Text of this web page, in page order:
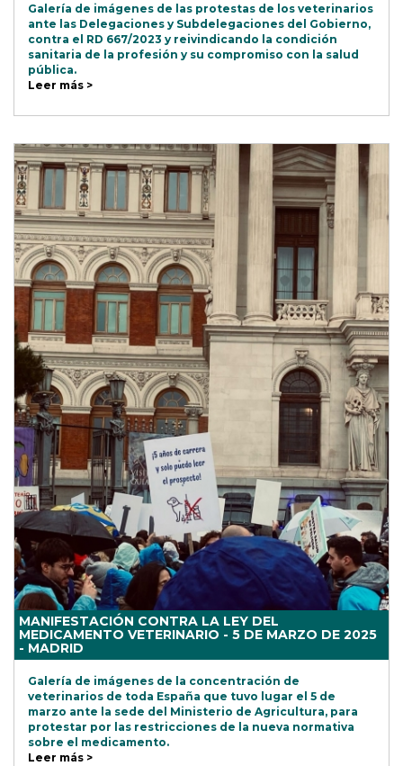
Galería de imágenes de las protestas de los veterinarios
ante las Delegaciones y Subdelegaciones del Gobierno,
contra el RD 667/2023 y reivindicando la condición
sanitaria de la profesión y su compromiso con la salud
pública.
Leer más >
MANIFESTACIÓN CONTRA LA LEY DEL
MEDICAMENTO VETERINARIO - 5 DE MARZO DE 2025
- MADRID
Galería de imágenes de la concentración de
veterinarios de toda España que tuvo lugar el 5 de
marzo ante la sede del Ministerio de Agricultura, para
protestar por las restricciones de la nueva normativa
sobre el medicamento.
Leer más >